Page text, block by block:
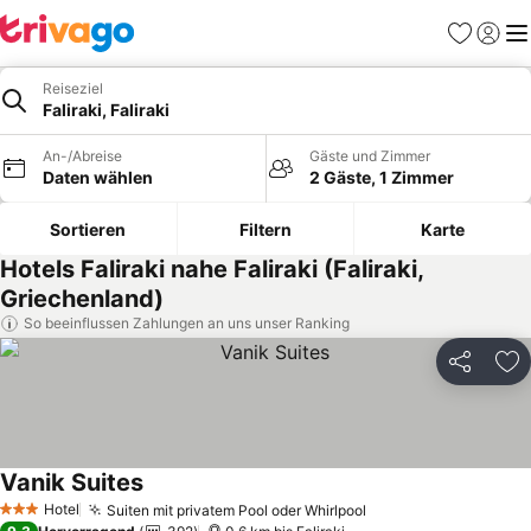
Favoriten
Reiseziel
Faliraki, Faliraki
An-/Abreise
Daten wählen
Gäste und Zimmer
2 Gäste, 1 Zimmer
Sortieren Filtern Karte
Hotels Faliraki nahe Faliraki (Faliraki,
Griechenland)
So beeinflussen Zahlungen an uns unser Ranking
Teilen
3 SterneHotel Suiten mit privatem Pool oder Whirlpool
Vanik SuitesPreise sehen